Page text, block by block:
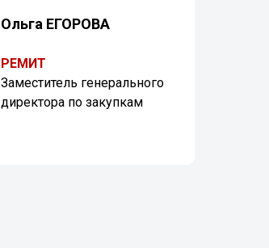
Ольга ЕГОРОВА
РЕМИТ
Заместитель генерального
директора по закупкам